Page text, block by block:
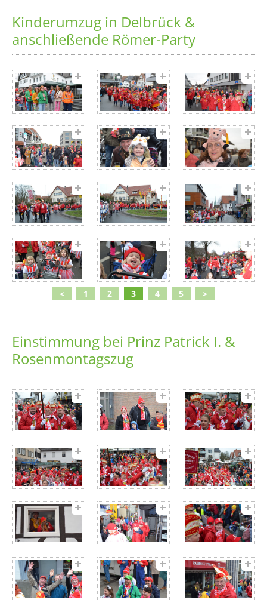
Kinderumzug in Delbrück &
anschließende Römer-Party
< 1 2 3 4 5 >
Einstimmung bei Prinz Patrick I. &
Rosenmontagszug